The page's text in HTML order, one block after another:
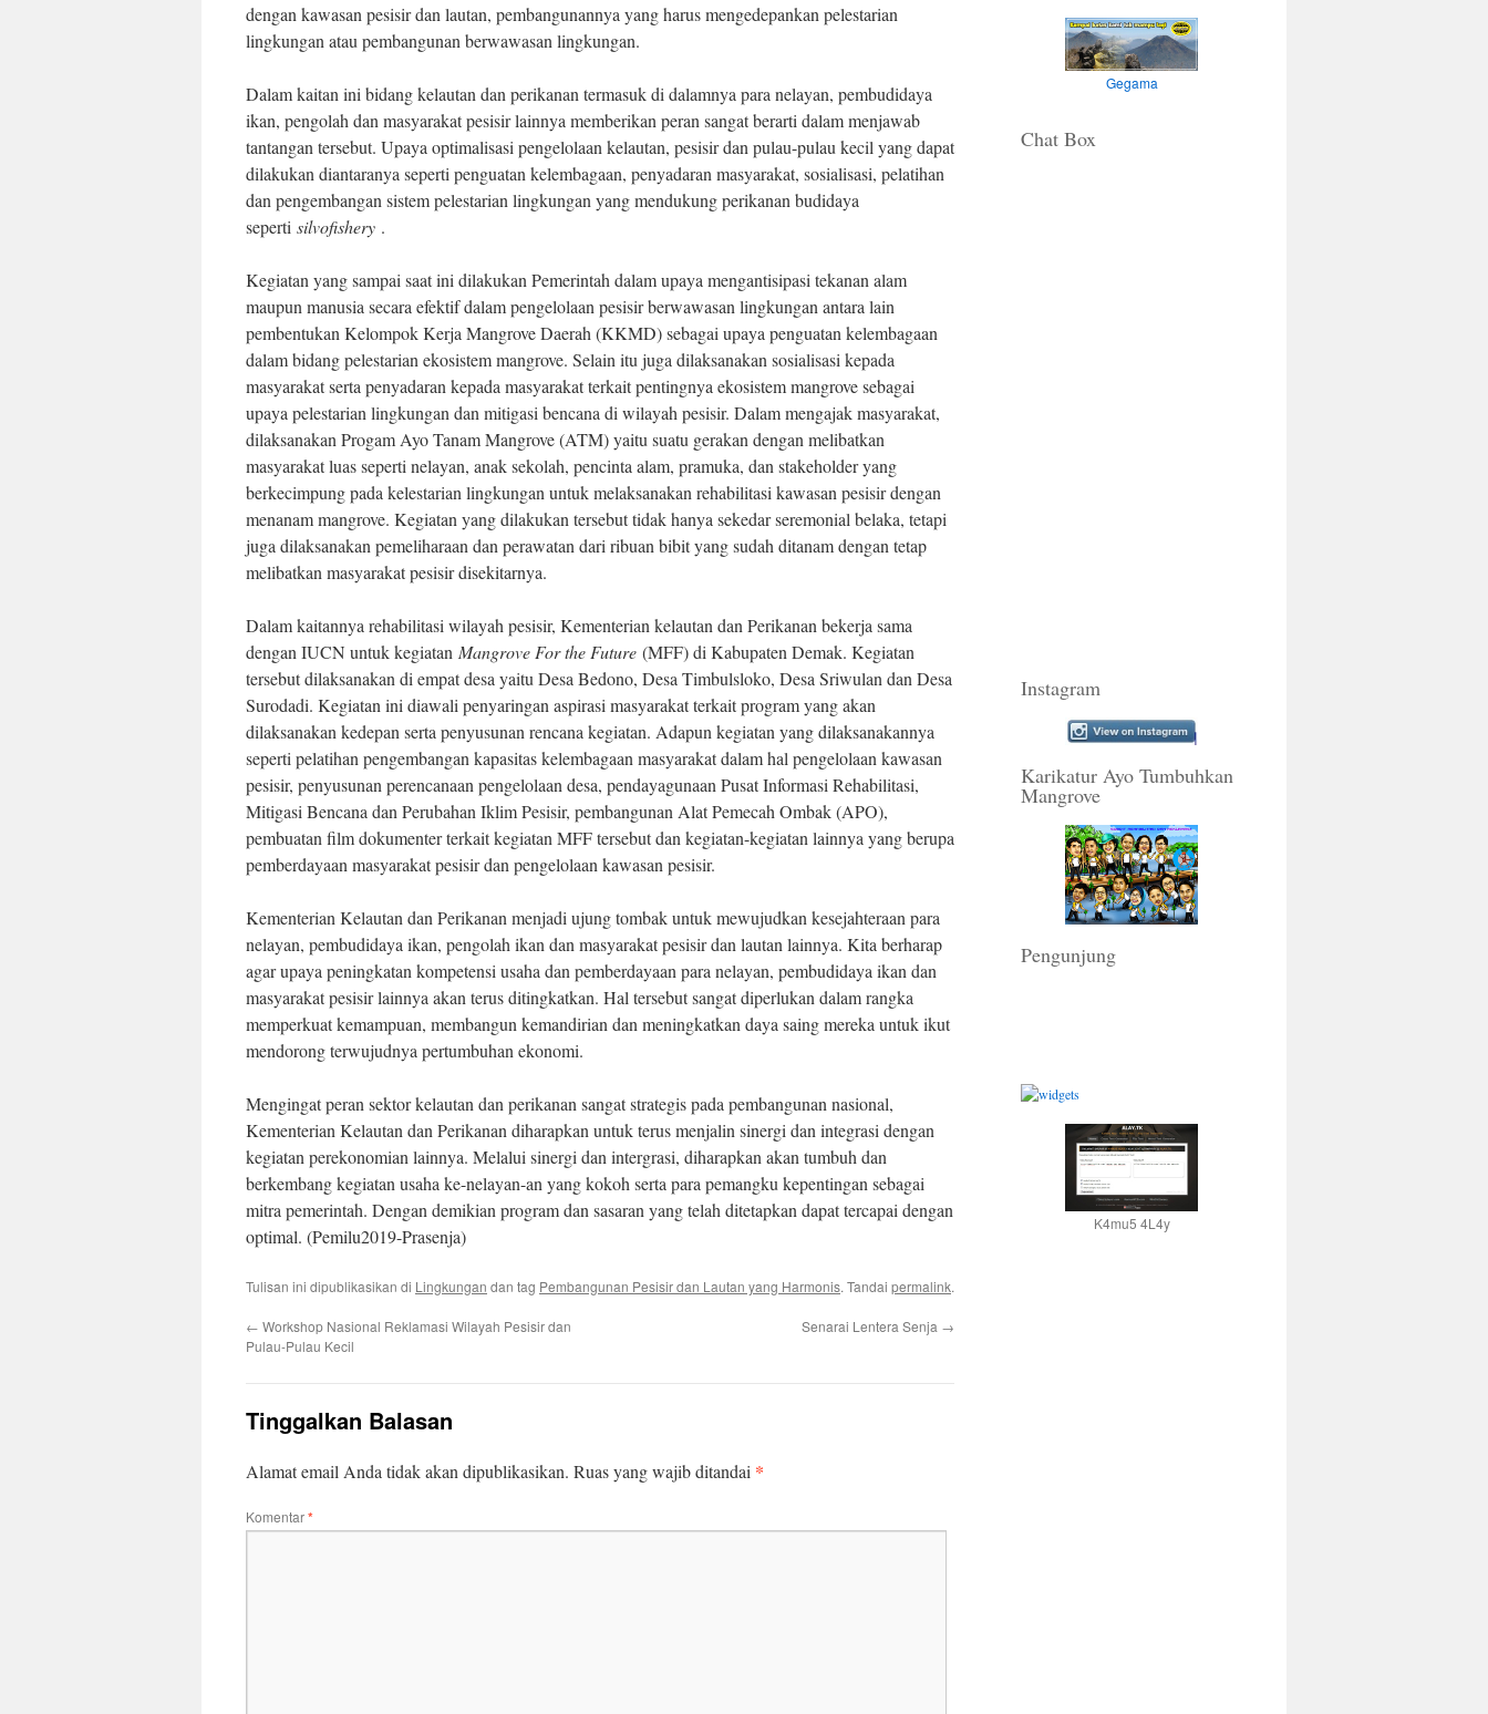
dengan kawasan pesisir dan lautan, pembangunannya yang harus mengedepankan pelestarian
lingkungan atau pembangunan berwawasan lingkungan.
Dalam kaitan ini bidang kelautan dan perikanan termasuk di dalamnya para nelayan, pembudidaya
ikan, pengolah dan masyarakat pesisir lainnya memberikan peran sangat berarti dalam menjawab
tantangan tersebut. Upaya optimalisasi pengelolaan kelautan, pesisir dan pulau-pulau kecil yang dapat
dilakukan diantaranya seperti penguatan kelembagaan, penyadaran masyarakat, sosialisasi, pelatihan
dan pengembangan sistem pelestarian lingkungan yang mendukung perikanan budidaya
seperti silvofishery .
Kegiatan yang sampai saat ini dilakukan Pemerintah dalam upaya mengantisipasi tekanan alam
maupun manusia secara efektif dalam pengelolaan pesisir berwawasan lingkungan antara lain
pembentukan Kelompok Kerja Mangrove Daerah (KKMD) sebagai upaya penguatan kelembagaan
dalam bidang pelestarian ekosistem mangrove. Selain itu juga dilaksanakan sosialisasi kepada
masyarakat serta penyadaran kepada masyarakat terkait pentingnya ekosistem mangrove sebagai
upaya pelestarian lingkungan dan mitigasi bencana di wilayah pesisir. Dalam mengajak masyarakat,
dilaksanakan Progam Ayo Tanam Mangrove (ATM) yaitu suatu gerakan dengan melibatkan
masyarakat luas seperti nelayan, anak sekolah, pencinta alam, pramuka, dan stakeholder yang
berkecimpung pada kelestarian lingkungan untuk melaksanakan rehabilitasi kawasan pesisir dengan
menanam mangrove. Kegiatan yang dilakukan tersebut tidak hanya sekedar seremonial belaka, tetapi
juga dilaksanakan pemeliharaan dan perawatan dari ribuan bibit yang sudah ditanam dengan tetap
melibatkan masyarakat pesisir disekitarnya.
Dalam kaitannya rehabilitasi wilayah pesisir, Kementerian kelautan dan Perikanan bekerja sama
dengan IUCN untuk kegiatan Mangrove For the Future (MFF) di Kabupaten Demak. Kegiatan
tersebut dilaksanakan di empat desa yaitu Desa Bedono, Desa Timbulsloko, Desa Sriwulan dan Desa
Surodadi. Kegiatan ini diawali penyaringan aspirasi masyarakat terkait program yang akan
dilaksanakan kedepan serta penyusunan rencana kegiatan. Adapun kegiatan yang dilaksanakannya
seperti pelatihan pengembangan kapasitas kelembagaan masyarakat dalam hal pengelolaan kawasan
pesisir, penyusunan perencanaan pengelolaan desa, pendayagunaan Pusat Informasi Rehabilitasi,
Mitigasi Bencana dan Perubahan Iklim Pesisir, pembangunan Alat Pemecah Ombak (APO),
pembuatan film dokumenter terkait kegiatan MFF tersebut dan kegiatan-kegiatan lainnya yang berupa
pemberdayaan masyarakat pesisir dan pengelolaan kawasan pesisir.
Kementerian Kelautan dan Perikanan menjadi ujung tombak untuk mewujudkan kesejahteraan para
nelayan, pembudidaya ikan, pengolah ikan dan masyarakat pesisir dan lautan lainnya. Kita berharap
agar upaya peningkatan kompetensi usaha dan pemberdayaan para nelayan, pembudidaya ikan dan
masyarakat pesisir lainnya akan terus ditingkatkan. Hal tersebut sangat diperlukan dalam rangka
memperkuat kemampuan, membangun kemandirian dan meningkatkan daya saing mereka untuk ikut
mendorong terwujudnya pertumbuhan ekonomi.
Mengingat peran sektor kelautan dan perikanan sangat strategis pada pembangunan nasional,
Kementerian Kelautan dan Perikanan diharapkan untuk terus menjalin sinergi dan integrasi dengan
kegiatan perekonomian lainnya. Melalui sinergi dan intergrasi, diharapkan akan tumbuh dan
berkembang kegiatan usaha ke-nelayan-an yang kokoh serta para pemangku kepentingan sebagai
mitra pemerintah. Dengan demikian program dan sasaran yang telah ditetapkan dapat tercapai dengan
optimal. (Pemilu2019-Prasenja)
Tulisan ini dipublikasikan di Lingkungan dan tag Pembangunan Pesisir dan Lautan yang Harmonis. Tandai permalink.
← Workshop Nasional Reklamasi Wilayah Pesisir dan
Pulau-Pulau Kecil
Senarai Lentera Senja →
Tinggalkan Balasan
Alamat email Anda tidak akan dipublikasikan. Ruas yang wajib ditandai *
Komentar*
Gegama
Chat Box
Instagram
Karikatur Ayo Tumbuhkan
Mangrove
Pengunjung
K4mu5 4L4y